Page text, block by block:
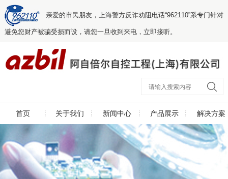
亲爱的市民朋友，上海警方反诈劝阻电话“962110”系专门针对
避免您财产被骗受损而设，请您一旦收到来电，立即接听。
首页 关于我们 新闻中心 产品展示 解决方案